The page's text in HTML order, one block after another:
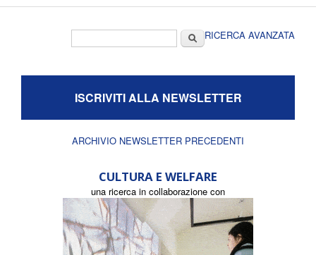
CercaRICERCA AVANZATA
ISCRIVITI ALLA NEWSLETTER
ARCHIVIO NEWSLETTER PRECEDENTI
CULTURA E WELFARE
una ricerca in collaborazione con